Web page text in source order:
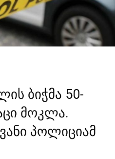
ბიჭ­მა 50-
მოკ­ლა.
პო­ლი­ცი­ამ